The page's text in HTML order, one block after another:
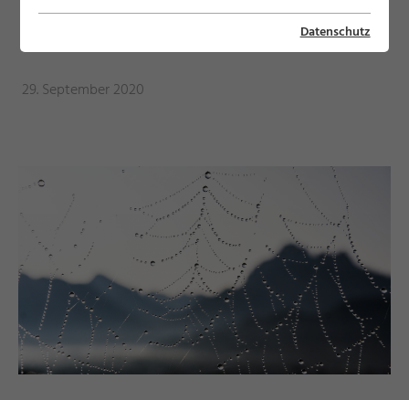
29. September 2020
29. September 2020
Datenschutz